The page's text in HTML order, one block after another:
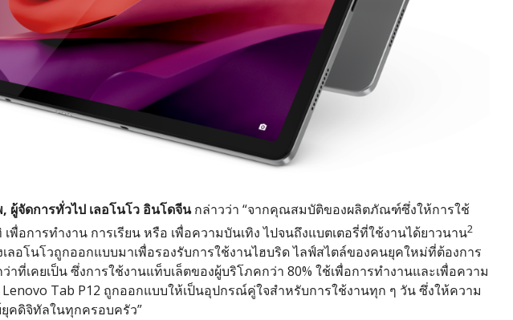
ผู้จัดการทั่วไป เลอโนโว อินโดจีนกล่าวว่า “จากคุณสมบัติของผลิตภัณฑ์ซึ่งให้การใช้
พื่อการทำงาน การเรียน หรือ เพื่อความบันเทิง ไปจนถึงแบตเตอรี่ที่ใช้งานได้ยาวนาน2
อโนโวถูกออกแบบมาเพื่อรองรับการใช้งานไฮบริด ไลฟ์สไตล์ของคนยุคใหม่ที่ต้องการ
าที่เคยเป็น ซึ่งการใช้งานแท็บเล็ตของผู้บริโภคกว่า 80% ใช้เพื่อการทำงานและเพื่อความ
Tab P12 ถูกออกแบบให้เป็นอุปกรณ์คู่ใจสำหรับการใช้งานทุก ๆ วัน ซึ่งให้ความ
คดิจิทัลในทุกครอบครัว”